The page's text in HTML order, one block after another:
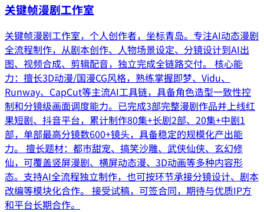
关键帧漫剧工作室
关键帧漫剧工作室，个人创作者，坐标青岛。专注AI动态漫剧
全流程制作，从剧本创作、人物场景设定、分镜设计到AI出
图、视频合成、剪辑配音，独立完成全链路交付。 核心能
力：擅长3D动漫/国漫CG风格，熟练掌握即梦、Vidu、
Runway、CapCut等主流AI工具链，具备角色造型一致性控
制和分镜级画面调度能力。已完成3部完整漫剧作品并上线红
果短剧、抖音平台，累计制作80集+长剧2部、20集+中剧1
部，单部最高分镜数600+镜头，具备稳定的规模化产出能
力。 擅长题材：都市甜宠、搞笑沙雕、武侠仙侠、玄幻修
仙，可覆盖竖屏漫剧、横屏动态漫、3D动画等多种内容形
态。支持AI全流程独立制作，也可按环节承接分镜设计、剧本
改编等模块化合作。 接受试稿，可签合同，期待与优质IP方
和平台长期合作。